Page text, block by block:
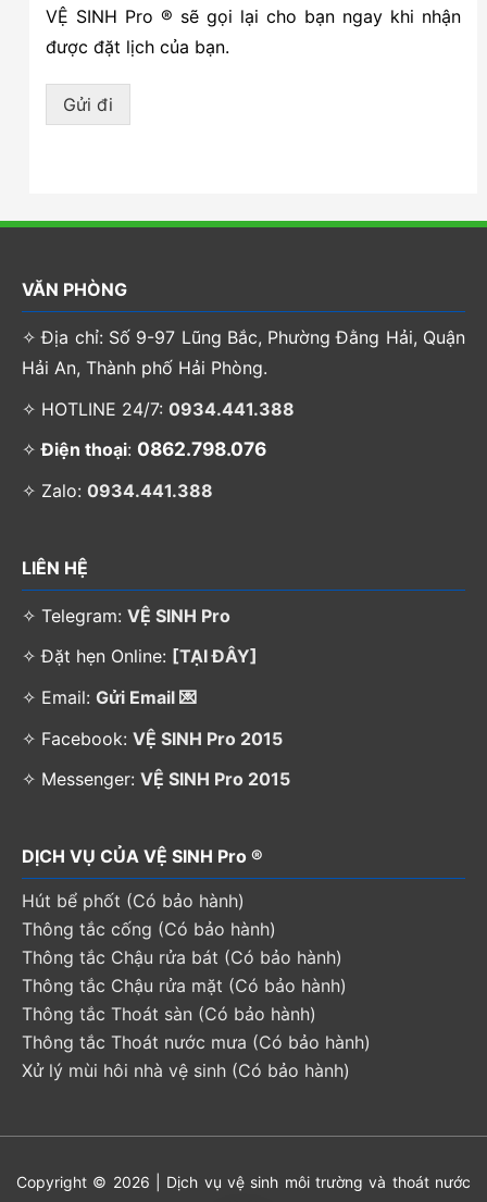
VỆ SINH Pro ® sẽ gọi lại cho bạn ngay khi nhận
được đặt lịch của bạn.
Gửi đi
VĂN PHÒNG
✧ Địa chỉ: Số 9-97 Lũng Bắc, Phường Đằng Hải, Quận
Hải An, Thành phố Hải Phòng.
✧ HOTLINE 24/7: 0934.441.388
✧Điện thoại: 0862.798.076
✧ Zalo: 0934.441.388
LIÊN HỆ
✧ Telegram: VỆ SINH Pro
✧ Đặt hẹn Online: [TẠI ĐÂY]
✧ Email: Gửi Email 💌
✧ Facebook: VỆ SINH Pro 2015
✧ Messenger: VỆ SINH Pro 2015
DỊCH VỤ CỦA VỆ SINH Pro ®
Hút bể phốt (Có bảo hành)
Thông tắc cống (Có bảo hành)
Thông tắc Chậu rửa bát (Có bảo hành)
Thông tắc Chậu rửa mặt (Có bảo hành)
Thông tắc Thoát sàn (Có bảo hành)
Thông tắc Thoát nước mưa (Có bảo hành)
Xử lý mùi hôi nhà vệ sinh (Có bảo hành)
Copyright © 2026 | Dịch vụ vệ sinh môi trường và thoát nước